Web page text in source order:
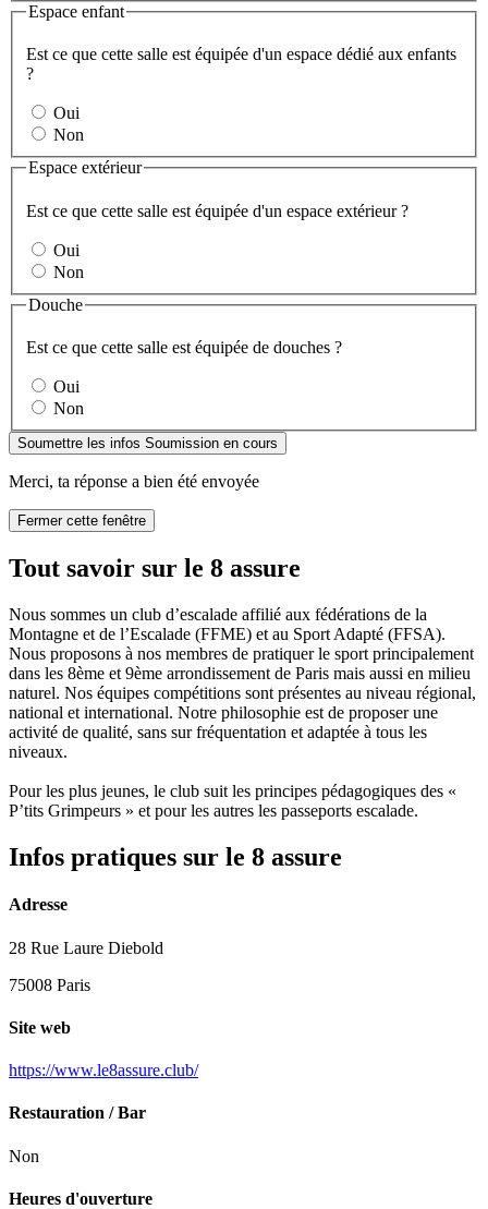
Espace enfant
Est ce que cette salle est équipée d'un espace dédié aux enfants
?
Oui
Non
Espace extérieur
Est ce que cette salle est équipée d'un espace extérieur ?
Oui
Non
Douche
Est ce que cette salle est équipée de douches ?
Oui
Non
Soumettre les infos Soumission en cours
Merci, ta réponse a bien été envoyée
Fermer cette fenêtre
Tout savoir sur le 8 assure
Nous sommes un club d’escalade affilié aux fédérations de la
Montagne et de l’Escalade (FFME) et au Sport Adapté (FFSA).
Nous proposons à nos membres de pratiquer le sport principalement
dans les 8ème et 9ème arrondissement de Paris mais aussi en milieu
naturel. Nos équipes compétitions sont présentes au niveau régional,
national et international. Notre philosophie est de proposer une
activité de qualité, sans sur fréquentation et adaptée à tous les
niveaux.
Pour les plus jeunes, le club suit les principes pédagogiques des «
P’tits Grimpeurs » et pour les autres les passeports escalade.
Infos pratiques sur le 8 assure
Adresse
28 Rue Laure Diebold
75008 Paris
Site web
https://www.le8assure.club/
Restauration / Bar
Non
Heures d'ouverture